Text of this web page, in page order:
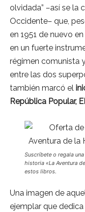
olvidada” –así se la
Occidente– que,
en 1951 de nuevo
en un fuerte
régimen comunista
entre las dos
también marcó el
República Popular,
Suscríbete o regala
historia «La Aventura
estos libros.
Una imagen de
ejemplar que